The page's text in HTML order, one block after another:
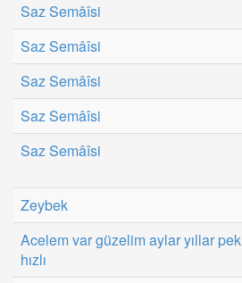
Saz Semâîsi
Saz Semâîsi
Saz Semâîsi
Saz Semâîsi
Saz Semâîsi
Zeybek
Acelem var güzelim aylar yıllar pek
hızlı